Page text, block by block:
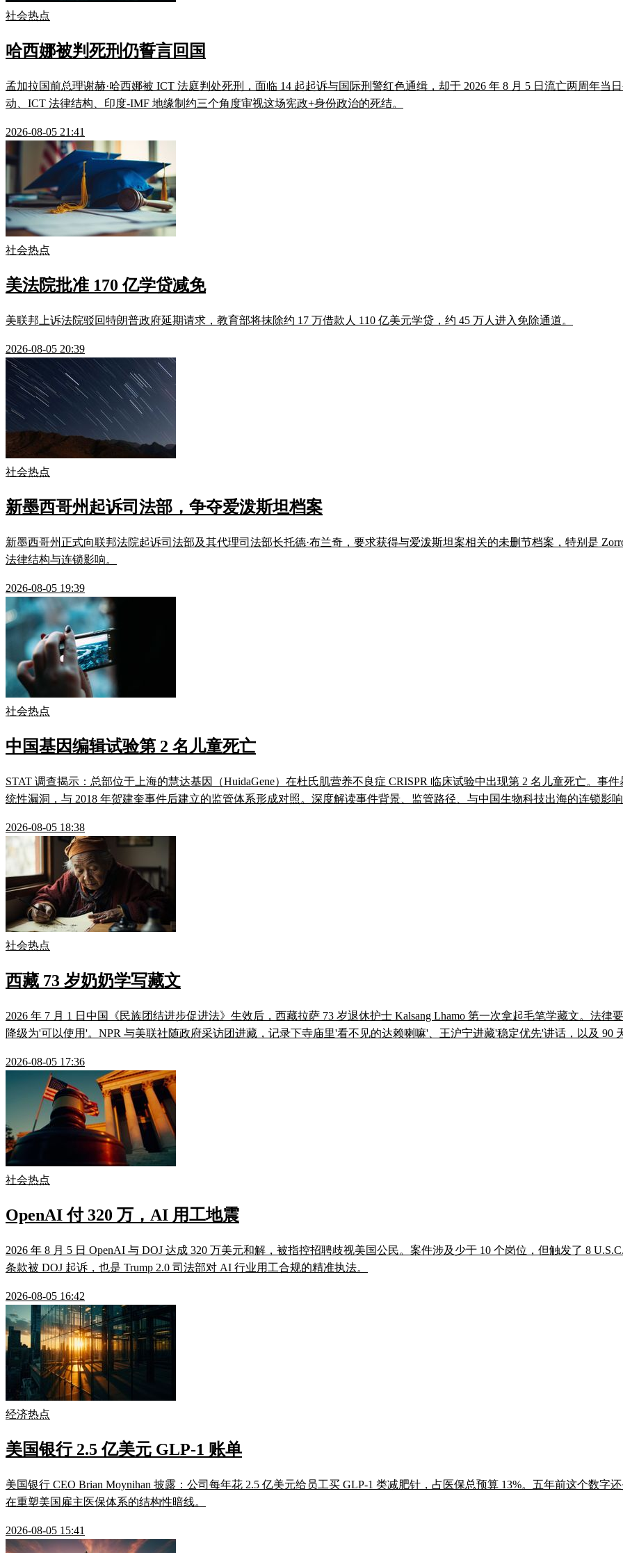
社会热点
哈西娜被判死刑仍誓言回国
孟加拉国前总理谢赫·哈西娜被 ICT 法庭判处死刑，面临 14 起起诉与国际刑警红色通缉，却于 2026 年 8 月 5 日流亡两周年当
动、ICT 法律结构、印度-IMF 地缘制约三个角度审视这场宪政+身份政治的死结。
2026-08-05 21:41
社会热点
美法院批准 170 亿学贷减免
美联邦上诉法院驳回特朗普政府延期请求，教育部将抹除约 17 万借款人 110 亿美元学贷，约 45 万人进入免除通道。
2026-08-05 20:39
社会热点
新墨西哥州起诉司法部，争夺爱泼斯坦档案
新墨西哥州正式向联邦法院起诉司法部及其代理司法部长托德·布兰奇，要求获得与爱泼斯坦案相关的未删节档案，特别是
法律结构与连锁影响。
2026-08-05 19:39
社会热点
中国基因编辑试验第 2 名儿童死亡
STAT 调查揭示：总部位于上海的慧达基因（HuidaGene）在杜氏肌营养不良症 CRISPR 临床试验中出现第 2 名儿童死亡。事
统性漏洞，与 2018 年贺建奎事件后建立的监管体系形成对照。深度解读事件背景、监管路径、与中国生物科技出海的连锁影响
2026-08-05 18:38
社会热点
西藏 73 岁奶奶学写藏文
2026 年 7 月 1 日中国《民族团结进步促进法》生效后，西藏拉萨 73 岁退休护士 Kalsang Lhamo 第一次拿起毛笔学藏文。法
降级为'可以使用'。NPR 与美联社随政府采访团进藏，记录下寺庙里'看不见的达赖喇嘛'、王沪宁进藏'稳定优先'讲话，以及 90
2026-08-05 17:36
社会热点
OpenAI 付 320 万，AI 用工地震
2026 年 8 月 5 日 OpenAI 与 DOJ 达成 320 万美元和解，被指控招聘歧视美国公民。案件涉及少于 10 个岗位，但触发了 8
条款被 DOJ 起诉，也是 Trump 2.0 司法部对 AI 行业用工合规的精准执法。
2026-08-05 16:42
经济热点
美国银行 2.5 亿美元 GLP-1 账单
美国银行 CEO Brian Moynihan 披露：公司每年花 2.5 亿美元给员工买 GLP-1 类减肥针，占医保总预算 13%。五年前这个数字
在重塑美国雇主医保体系的结构性暗线。
2026-08-05 15:41